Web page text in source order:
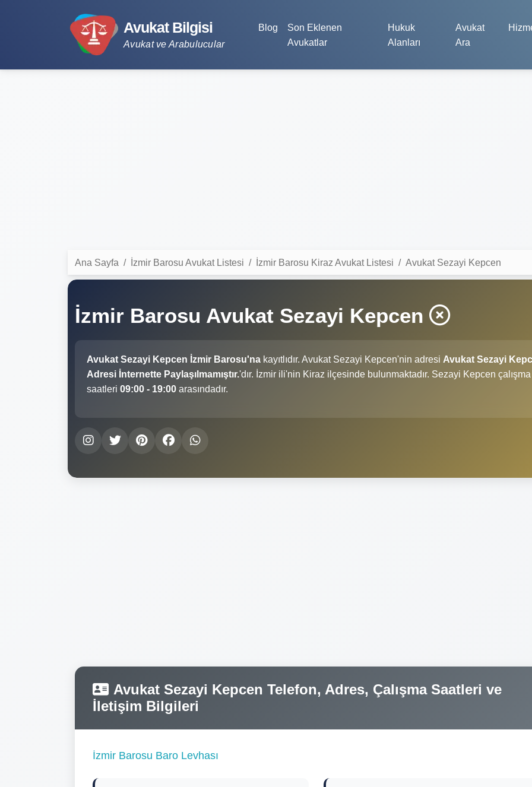
Avukat Bilgisi
Avukat ve Arabulucular
Blog
Son Eklenen
Avukatlar
Hukuk
Alanları
Avukat
Ara
Ana Sayfa İzmir Barosu Avukat Listesi İzmir Barosu Kiraz Avukat Listesi Avukat Sezayi Kepcen
İzmir Barosu Avukat Sezayi Kepcen
Avukat Sezayi Kepcen İzmir Barosu'na kayıtlıdır. Avukat Sezayi Kepcen'nin adresi Avukat Sezayi
Adresi İnternette Paylaşılmamıştır.'dır. İzmir ili'nin Kiraz ilçesinde bulunmaktadır. Sezayi Kepcen çalışma
saatleri 09:00 - 19:00 arasındadır.
Avukat Sezayi Kepcen Telefon, Adres, Çalışma Saatleri ve
İletişim Bilgileri
İzmir Barosu Baro Levhası